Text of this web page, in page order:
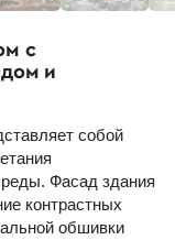
с
и
собой
Фасад здания
контрастных
обшивки